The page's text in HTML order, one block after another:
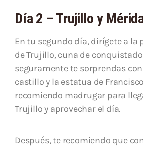
Día 2 – Trujillo y
En tu segundo día, dirígete a la
de Trujillo, cuna de
seguramente te sorprendas
castillo y la estatua de
recomiendo madrugar para
Trujillo y aprovechar el día.
Después, te recomiendo que